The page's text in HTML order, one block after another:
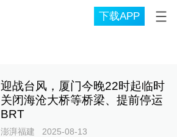
下载APP
迎战台风，厦门今晚22时起临时
关闭海沧大桥等桥梁、提前停运
BRT
澎湃福建 2025-08-13